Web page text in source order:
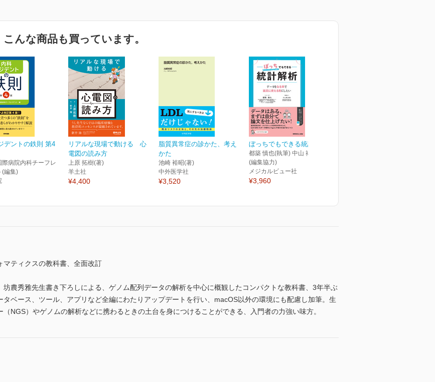
んな商品も買っています。
デントの鉄則 第4
際病院内科チーフレ
(編集)
リアルな現場で動ける 心
電図の読み方
上原 拓樹(著)
羊土社
¥4,400
脂質異常症の診かた、考え
かた
池崎 裕昭(著)
中外医学社
¥3,520
ぼっちでもできる統計解析
都築 慎也(執筆) 中山 祐次郎
(編集協力)
メジカルビュー社
¥3,960
マティクスの教科書、全面改訂
農秀雅先生書き下ろしによる、ゲノム配列データの解析を中心に概観したコンパクトな教科書、3年半ぶ
タベース、ツール、アプリなど全編にわたりアップデートを行い、macOS以外の環境にも配慮し加筆。生
NGS）やゲノムの解析などに携わるときの土台を身につけることができる、入門者の力強い味方。